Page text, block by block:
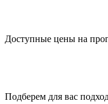
Доступные цены на
Подберем для вас